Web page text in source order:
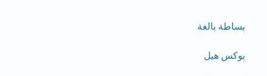
بساطة بالغة
بوكس هيل